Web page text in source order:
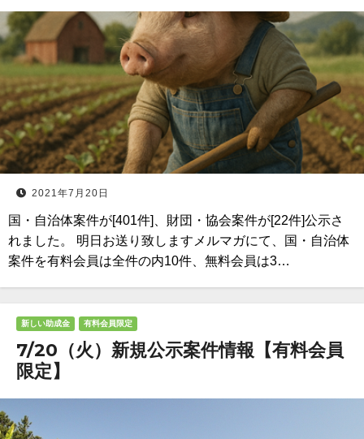
2021年7月20日
国・自治体案件が[401件]、財団・協会案件が[22件]公示さ
れました。 明日お送り致しますメルマガにて、国・自治体
案件を有料会員は全件の内10件、無料会員は3…
新しい助成金 有料会員限定
7/20（火）新規公示案件情報【有料会員
限定】